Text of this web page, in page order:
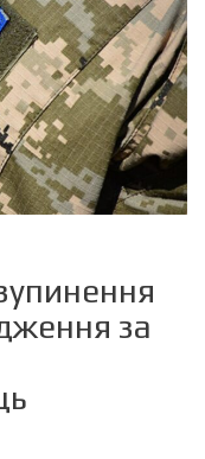
за